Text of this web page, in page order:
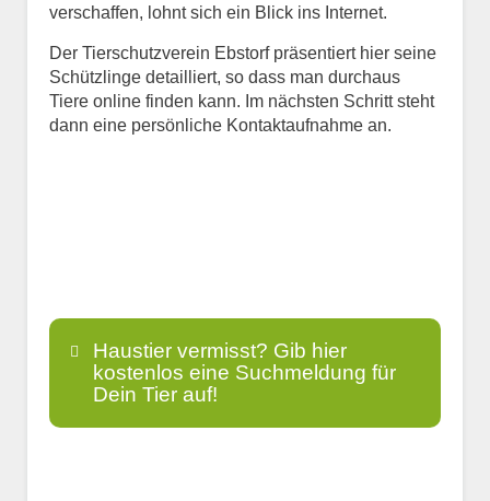
verschaffen, lohnt sich ein Blick ins Internet.
Der Tierschutzverein Ebstorf präsentiert hier seine
Schützlinge detailliert, so dass man durchaus
Tiere online finden kann. Im nächsten Schritt steht
dann eine persönliche Kontaktaufnahme an.
Haustier vermisst? Gib hier
kostenlos eine Suchmeldung für
Dein Tier auf!